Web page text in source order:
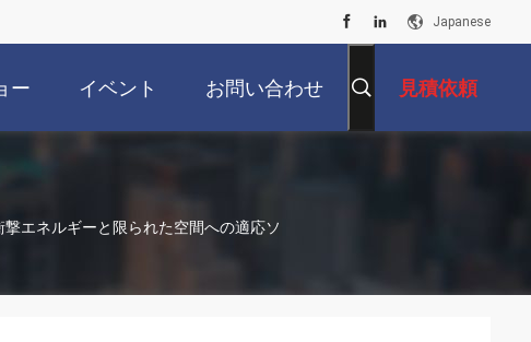
Japanese
ー イベント お問い合わせ 見積依頼
エネルギーと限られた空間への適応ソ